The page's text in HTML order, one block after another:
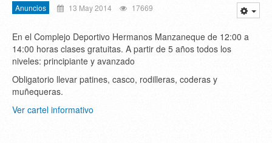
Anuncios 13 May 2014 17669
En el Complejo Deportivo Hermanos Manzaneque de 12:00 a
14:00 horas clases gratuitas. A partir de 5 años todos los
niveles: principiante y avanzado
Obligatorio llevar patines, casco, rodilleras, coderas y
muñequeras.
Ver cartel informativo